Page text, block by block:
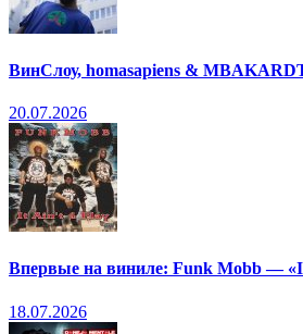
ВинСлоу, homasapiens &
20.07.2026
Впервые на виниле: Funk Mobb —
18.07.2026